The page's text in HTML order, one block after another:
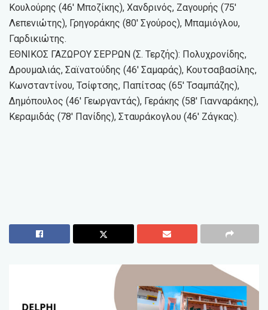
Κουλούρης (46′ Μποζίκης), Χανδρινός, Ζαγουρής (75′
Λεπενιώτης), Γρηγοράκης (80′ Σγούρος), Μπαμιόγλου,
Γαρδικιώτης.
ΕΘΝΙΚΟΣ ΓΑΖΩΡΟΥ ΣΕΡΡΩΝ (Σ. Τερζής): Πολυχρονίδης,
Δρουμαλιάς, Σαϊνατούδης (46′ Σαμαράς), Κουτσαβασίλης,
Κωνσταντίνου, Τσίφτσης, Παπίτσας (65′ Τσαμπάζης),
Δημόπουλος (46′ Γεωργαντάς), Γεράκης (58′ Γιανναράκης),
Κεραμιδάς (78′ Πανίδης), Σταυράκογλου (46′ Ζάγκας).